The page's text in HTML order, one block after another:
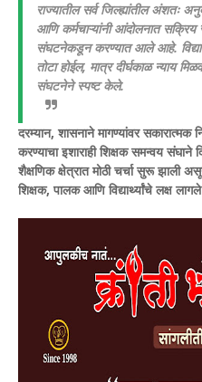
राज्यातील सर्व जिल्ह्यांतील अंशतः
आणि कर्मचाऱ्यांनी आंदोलनात
संघटनेकडून करण्यात आले आहे.
तोटा होईल, मात्र दीर्घकाळ न्याय
संघटनेने स्पष्ट केले.
दरम्यान, शासनाने मागण्यांवर
करण्याचा इशाराही शिक्षक समन्वय
शैक्षणिक क्षेत्रात मोठी चर्चा सुरू झाली
शिक्षक, पालक आणि विद्यार्थ्यांचे लक्ष